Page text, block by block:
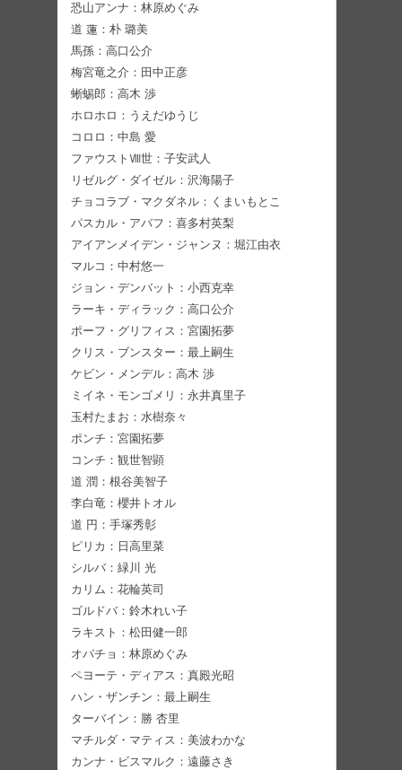
恐山アンナ：林原めぐみ
道 蓮：朴 璐美
馬孫：高口公介
梅宮竜之介：田中正彦
蜥蜴郎：高木 渉
ホロホロ：うえだゆうじ
コロロ：中島 愛
ファウストⅧ世：子安武人
リゼルグ・ダイゼル：沢海陽子
チョコラブ・マクダネル：くまいもとこ
パスカル・アバフ：喜多村英梨
アイアンメイデン・ジャンヌ：堀江由衣
マルコ：中村悠一
ジョン・デンバット：小西克幸
ラーキ・ディラック：高口公介
ポーフ・グリフィス：宮園拓夢
クリス・ブンスター：最上嗣生
ケビン・メンデル：高木 渉
ミイネ・モンゴメリ：永井真里子
玉村たまお：水樹奈々
ポンチ：宮園拓夢
コンチ：観世智顕
道 潤：根谷美智子
李白竜：櫻井トオル
道 円：手塚秀彰
ピリカ：日高里菜
シルバ：緑川 光
カリム：花輪英司
ゴルドバ：鈴木れい子
ラキスト：松田健一郎
オパチョ：林原めぐみ
ペヨーテ・ディアス：真殿光昭
ハン・ザンチン：最上嗣生
ターバイン：勝 杏里
マチルダ・マティス：美波わかな
カンナ・ビスマルク：遠藤さき